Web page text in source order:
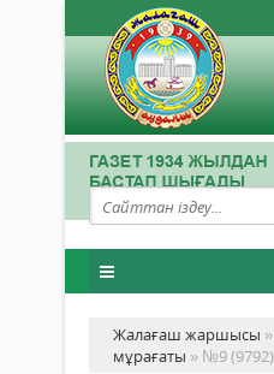
Жалағаш жаршысы »
мұрағаты » №9 (9792)